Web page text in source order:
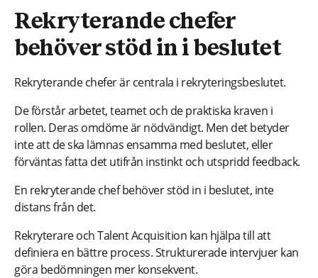
Rekryterande chefer
behöver stöd in i beslutet
Rekryterande chefer är centrala i rekryteringsbeslutet.
De förstår arbetet, teamet och de praktiska kraven i
rollen. Deras omdöme är nödvändigt. Men det betyder
inte att de ska lämnas ensamma med beslutet, eller
förväntas fatta det utifrån instinkt och utspridd feedback.
En rekryterande chef behöver stöd in i beslutet, inte
distans från det.
Rekryterare och Talent Acquisition kan hjälpa till att
definiera en bättre process. Strukturerade intervjuer kan
göra bedömningen mer konsekvent.